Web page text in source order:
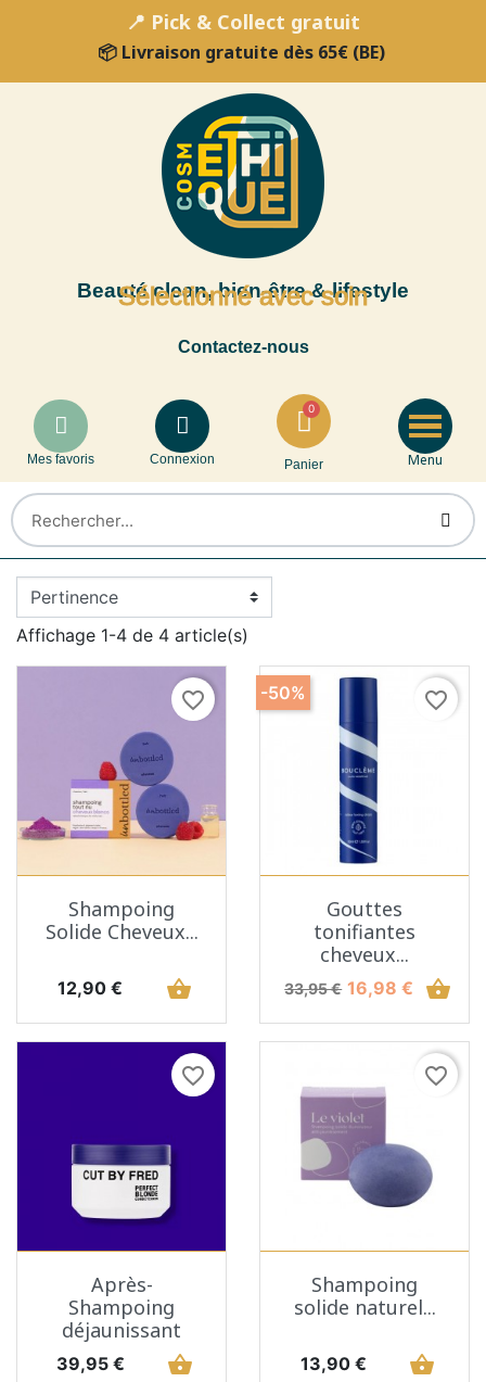
📍 Pick & Collect gratuit
📦 Livraison gratuite dès 65€ (BE)
Beauté clean, bien-être & lifestyle
Sélectionné avec soin
Contactez-nous
Mes favoris Connexion Panier Menu
Affichage 1-4 de 4 article(s)
favorite_border
Shampoing
Solide Cheveux...
Prix
12,90 € shopping_basket
favorite_border
Gouttes
tonifiantes
cheveux...
Prix de base
33,95 € Prix
16,98 € shopping_basket
-50%
favorite_border
Après-
Shampoing
déjaunissant
Prix
39,95 € shopping_basket
favorite_border
Shampoing
solide naturel...
Prix
13,90 € shopping_basket